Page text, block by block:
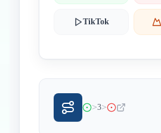
TikTok
>3>